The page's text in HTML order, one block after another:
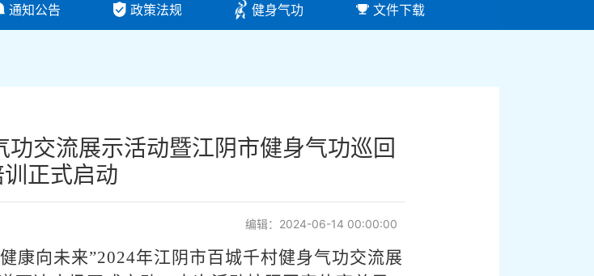
通知公告 政策法规 健身气功 文件下载
交流展示活动暨江阴市健身气功巡回
训正式启动
编辑：2024-06-14 00:00:00
康向未来”2024年江阴市百城千村健身气功交流展